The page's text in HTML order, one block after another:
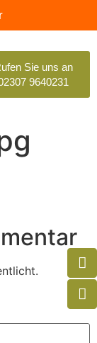
Sie uns an
9640231